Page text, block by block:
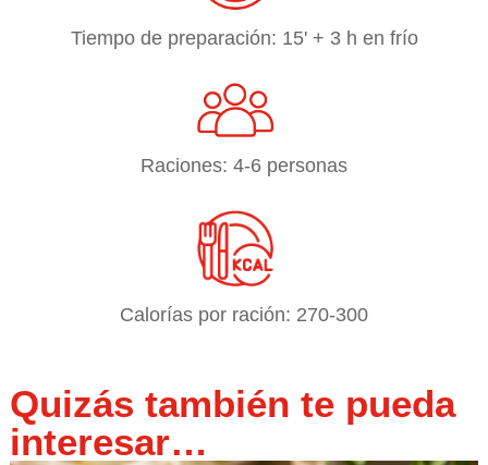
Tiempo de preparación: 15' + 3 h en frío
Raciones: 4-6 personas
Calorías por ración: 270-300
Quizás también te pueda
interesar…